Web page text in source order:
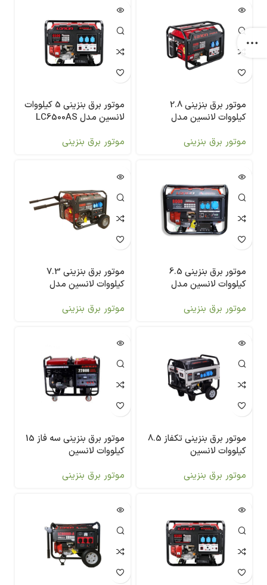
موتور برق بنزینی 2.8
کیلووات لانسین مدل
موتور برق بنزینی
موتور برق بنزینی 5 کیلووات
لانسین مدل LC6500AS
موتور برق بنزینی
موتور برق بنزینی 6.5
کیلووات لانسین مدل
موتور برق بنزینی
موتور برق بنزینی 7.3
کیلووات لانسین مدل
موتور برق بنزینی
موتور برق بنزینی تکفاز 8.5
کیلووات لانسین
موتور برق بنزینی
موتور برق بنزینی سه فاز 15
کیلووات لانسین
موتور برق بنزینی